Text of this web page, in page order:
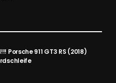
Porsche 911 GT3 RS (2018)